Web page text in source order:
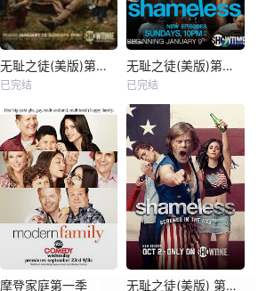
无耻之徒(美版)第三季
已完结
无耻之徒(美版)第一季
已完结
摩登家庭第一季 无耻之徒(美版) 第七季